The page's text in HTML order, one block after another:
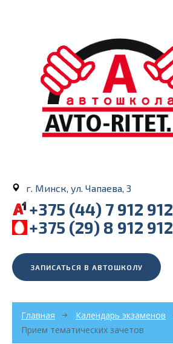
г. Минск, ул. Чапаева, 3
+375 (44) 7 912 912
+375 (29) 8 912 912
ЗАПИСАТЬСЯ В АВТОШКОЛУ
Главная
Календарь экзаменов
Прием тематических зачетов